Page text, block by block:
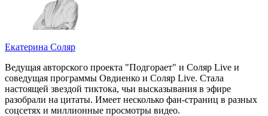
Екатерина Соляр
Ведущая авторского проекта "Подгорает" и Соляр Live и
соведущая программы Овдиенко и Соляр Live. Стала
настоящей звездой тиктока, чьи высказывания в эфире
разобрали на цитаты. Имеет несколько фан-страниц в разных
соцсетях и миллионные просмотры видео.